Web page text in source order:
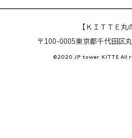
【ＫＩＴＴＥ丸
〒100-0005東京都千代田区
©2020 JP tower KITTE All